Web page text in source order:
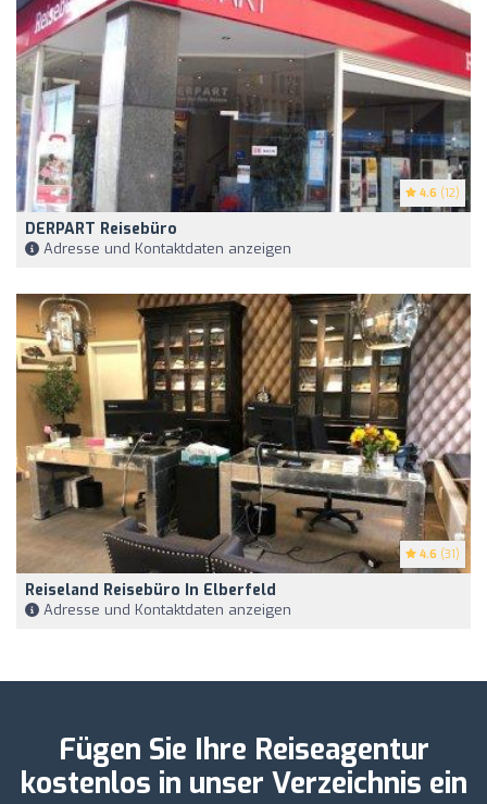
4.6 (12)
DERPART Reisebüro
Adresse und Kontaktdaten anzeigen
4.6 (31)
Reiseland Reisebüro In Elberfeld
Adresse und Kontaktdaten anzeigen
Fügen Sie Ihre Reiseagentur
kostenlos in unser Verzeichnis ein